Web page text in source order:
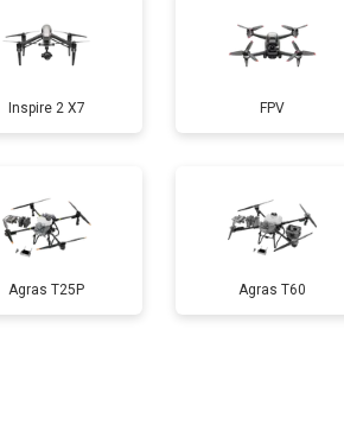
Прошивка
Замена материнской платы
Ремонт корпуса
Inspire 2 X7 FPV
Agras T25P Agras T60